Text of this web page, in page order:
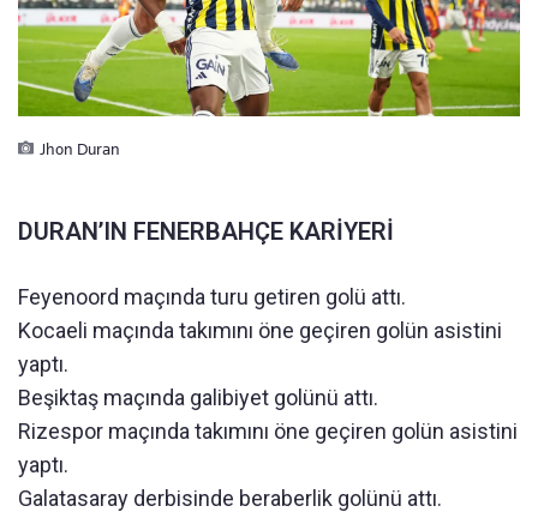
Jhon Duran
DURAN’IN FENERBAHÇE KARİYERİ
Feyenoord maçında turu getiren golü attı.
Kocaeli maçında takımını öne geçiren golün asistini
yaptı.
Beşiktaş maçında galibiyet golünü attı.
Rizespor maçında takımını öne geçiren golün asistini
yaptı.
Galatasaray derbisinde beraberlik golünü attı.